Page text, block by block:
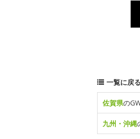
一覧に戻る
佐賀県の
九州・沖縄